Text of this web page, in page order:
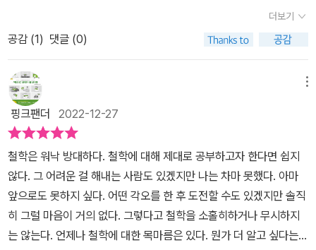
초의 존재가 있어야만 한다. 우리는 이것을 신이라고 이해한다.4. 사
람을 비롯해 존재하는 모든 것에는 크고 작은 차이가 있다. 어떤 사람
우주의 각 개체는 어떤 '최대치'와의 비교로 나타날 수 있다. 예를 들
어 물체의 뜨거운 정도는 열의 최대치인 불과의 비교로 측정된다. 윤
리의 관점에서도 가장 선하고 진실되고 고귀한 것이 반드시 존재해야
한다. 모든 분류에는 궁극적 수준이 있어야 하고, 그 궁극적 수준이 그
것을 분류하는 원인이 된다. 인간의 관점에서 우리에게 선하거나 진
실한 것은 절대적인 관점에서 선하고 진실하고 완전한 존재로 말미암
아 생겨난다. 이 존재가 바로 신이다.5. 지능이 없는 사물은 예측 가능
하고 효율적인 방식으로 움직이지만, 그 배후에 어떤 지적인 존재가
없다면 이런 움직임이 발생할 수 없다. 마치 날아가는 화살 뒤에는 항
학이 '과학적'이란 말은 아니다. 버트런드 러셀은 “더 많은 사실을 알
아내는 것이 과학의 임무라면, 철학의 역할은 과학을 들여다볼 수 있
는 유효한 개념과 법을 정립하는 것'이라고 설명한 바 있다. 스티븐 호
킹의 신념처럼 과학이 철학을 포함하고 있다기보다는 철학이 과학 이
론과 기초 자료를 더 큰 맥락에 적용시킨다고 봐야 할 것이다. 과학도
결국은 인간의 일이므로, 만약 과학이 우리 이론을 자연과 일치시키
려는 시도라면 우리가 가장 먼저 다뤄야 할 것은 인간의 본성이다.​(출
판사로부터 무상으로 책을 제공 받아 감사히 읽고 솔직하게 쓴 리뷰
입니다.)
스가 아리스토텔레스의 아들이었군요. 우리의 최대 행복은 이성을 통
해 도달한 선택에서 얻어진다. 우리는 장기적인 안목에서 자신에게
최선인 목표를 이루어내고, 그 과정에서 행복은 저절로 따라온다. 쾌
락만으로 점철된 삶은 평생에 걸쳐 목표를 추구하는 이성적이고 목적
적인 행위가 결여돼 있으므로 오히려 행복을 저해한다. 우리에게 덧
없지 않은 참된 기쁨을 주는 길은 도덕적인 길이다.대부분의 사람은
오로지 만족하는 삶을 추구한다. 아리스토텔레스는 그래서야 ‘방목하
는 가축‘보다 나을 게 없다고 생각한다. ‘완전한 삶‘을 원한다면 끊임
없이 자신을 가다듬고 기술을연마하여 행동과 미덕을 겸비해야 한다.
진정한 행복은 오랜 세월에 걸쳐 자기 자신과 목적에 힘을 쏟은 후에
야 얻어진다.48p먼옛날 할아버지같은 올바른 소리군요. 기원전 4세
기 사람이니 옛날 사람이 맞습니다. 키케로의 의무론은 기원전 44년
읽어보면 보다 수월하게 읽을 수 있을 것 같다는 생각을 해보게 된다.
몇몇 책은 읽기를 도전하다 포기했던 책 들이었고, 이 책을 통해 처음
기에 편협하게 책을 고르는 편이라는 것이 다시금 드러나는 시간이었
다. 철학에 관심은 두고 있으나 깊게 발을 들이기보다는 발을 들일까
말까 하는 애매한 경계에 서 있기에 삶으로 다가오는 철학에 제대로
뛰어들지 못하는 것은 아닌가도 생각을 해보게 된다. 철학에 관심을
두지만 항상 겉돌기만 하는 내게 철학에 제대로 발을 들이기 위해 읽
어봐야 할 책들을 소개하는 시간 같았다. 책에서 나오듯 조금 수월하
게 읽힐 책들은 아니기에 가볍게 접하라 하기는 어려울 것 같다. 하지
만 철학에 관심이 있는 이들이 어떤 책을 접해야 할지 고민을 할 때 도
움을 줄 수 있는 책이 아닌가 생각한다. 이 책에서 내가 궁금했던 답
좋습니다. 이 책은 일상 속 철학 즉 심리학, 정치, 경제 등에 통용되는
개념 흐름을 익히고자 하는 이들에게 유용한 책입니다. ​​그동안 철학
은 너무나도 거창한 학문으로 여겨져 일상과 동떨어진 느낌을 받기도
했는데요, 연대별로 진행하는 철학사를 접한 일반인이라면 더더욱 그
런 느낌을 받았을 겁니다. <세계 철학 필독서 50>은 철학이 다른 모
든 주제를 바라보고 이해하는 데 필요한 메타 학문이라는 것을 바탕
으로, 우리의 삶의 질을 올려주고 세상 속에서 우리의 행동을 이끌어
주며, 우주 내에서 우리가 서 있는 위치를 알려주는 철학에 초점 맞춥
니다.저자는 철학 자체가 개개인의 세계관이 반영될 수밖에 없다는
걸 인정합니다. 개인적 정신의 투영물인가 그럼에도 보편적 핵심에
도달하고 있느냐를 고민합니다. 우리가 어떻게 세상을 바라보는지,
개인적 삶의 원칙에 필요한 철학으로 접근합니다. 개개인의 철학이
더보기
공감 (1) 댓글 (0)
핑크팬더 2022-12-27
철학은 워낙 방대하다. 철학에 대해 제대로 공부하고자 한다면 쉽지
않다. 그 어려운 걸 해내는 사람도 있겠지만 나는 차마 못했다. 아마
앞으로도 못하지 싶다. 어떤 각오를 한 후 도전할 수도 있겠지만 솔직
히 그럴 마음이 거의 없다. 그렇다고 철학을 소홀히하거나 무시하지
는 않는다. 언제나 철학에 대한 목마름은 있다. 뭔가 더 알고 싶다는